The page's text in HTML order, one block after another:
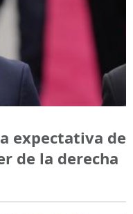
expectativa de
de la derecha